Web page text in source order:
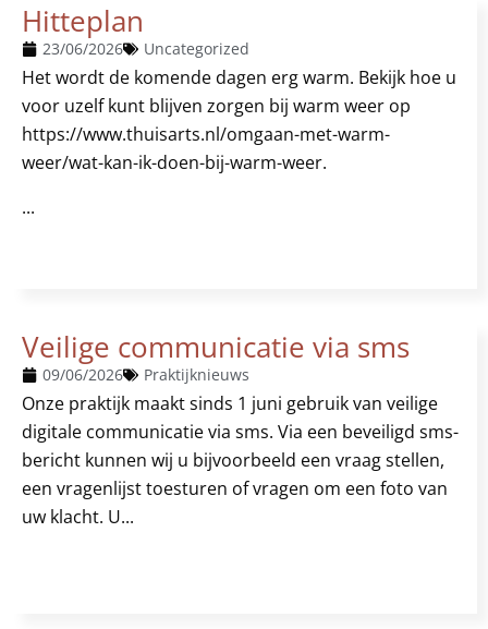
Hitteplan
23/06/2026 Uncategorized
Het wordt de komende dagen erg warm. Bekijk hoe u
voor uzelf kunt blijven zorgen bij warm weer op
https://www.thuisarts.nl/omgaan-met-warm-
weer/wat-kan-ik-doen-bij-warm-weer.
...
Veilige communicatie via sms
09/06/2026 Praktijknieuws
Onze praktijk maakt sinds 1 juni gebruik van veilige
digitale communicatie via sms. Via een beveiligd sms-
bericht kunnen wij u bijvoorbeeld een vraag stellen,
een vragenlijst toesturen of vragen om een foto van
uw klacht. U...